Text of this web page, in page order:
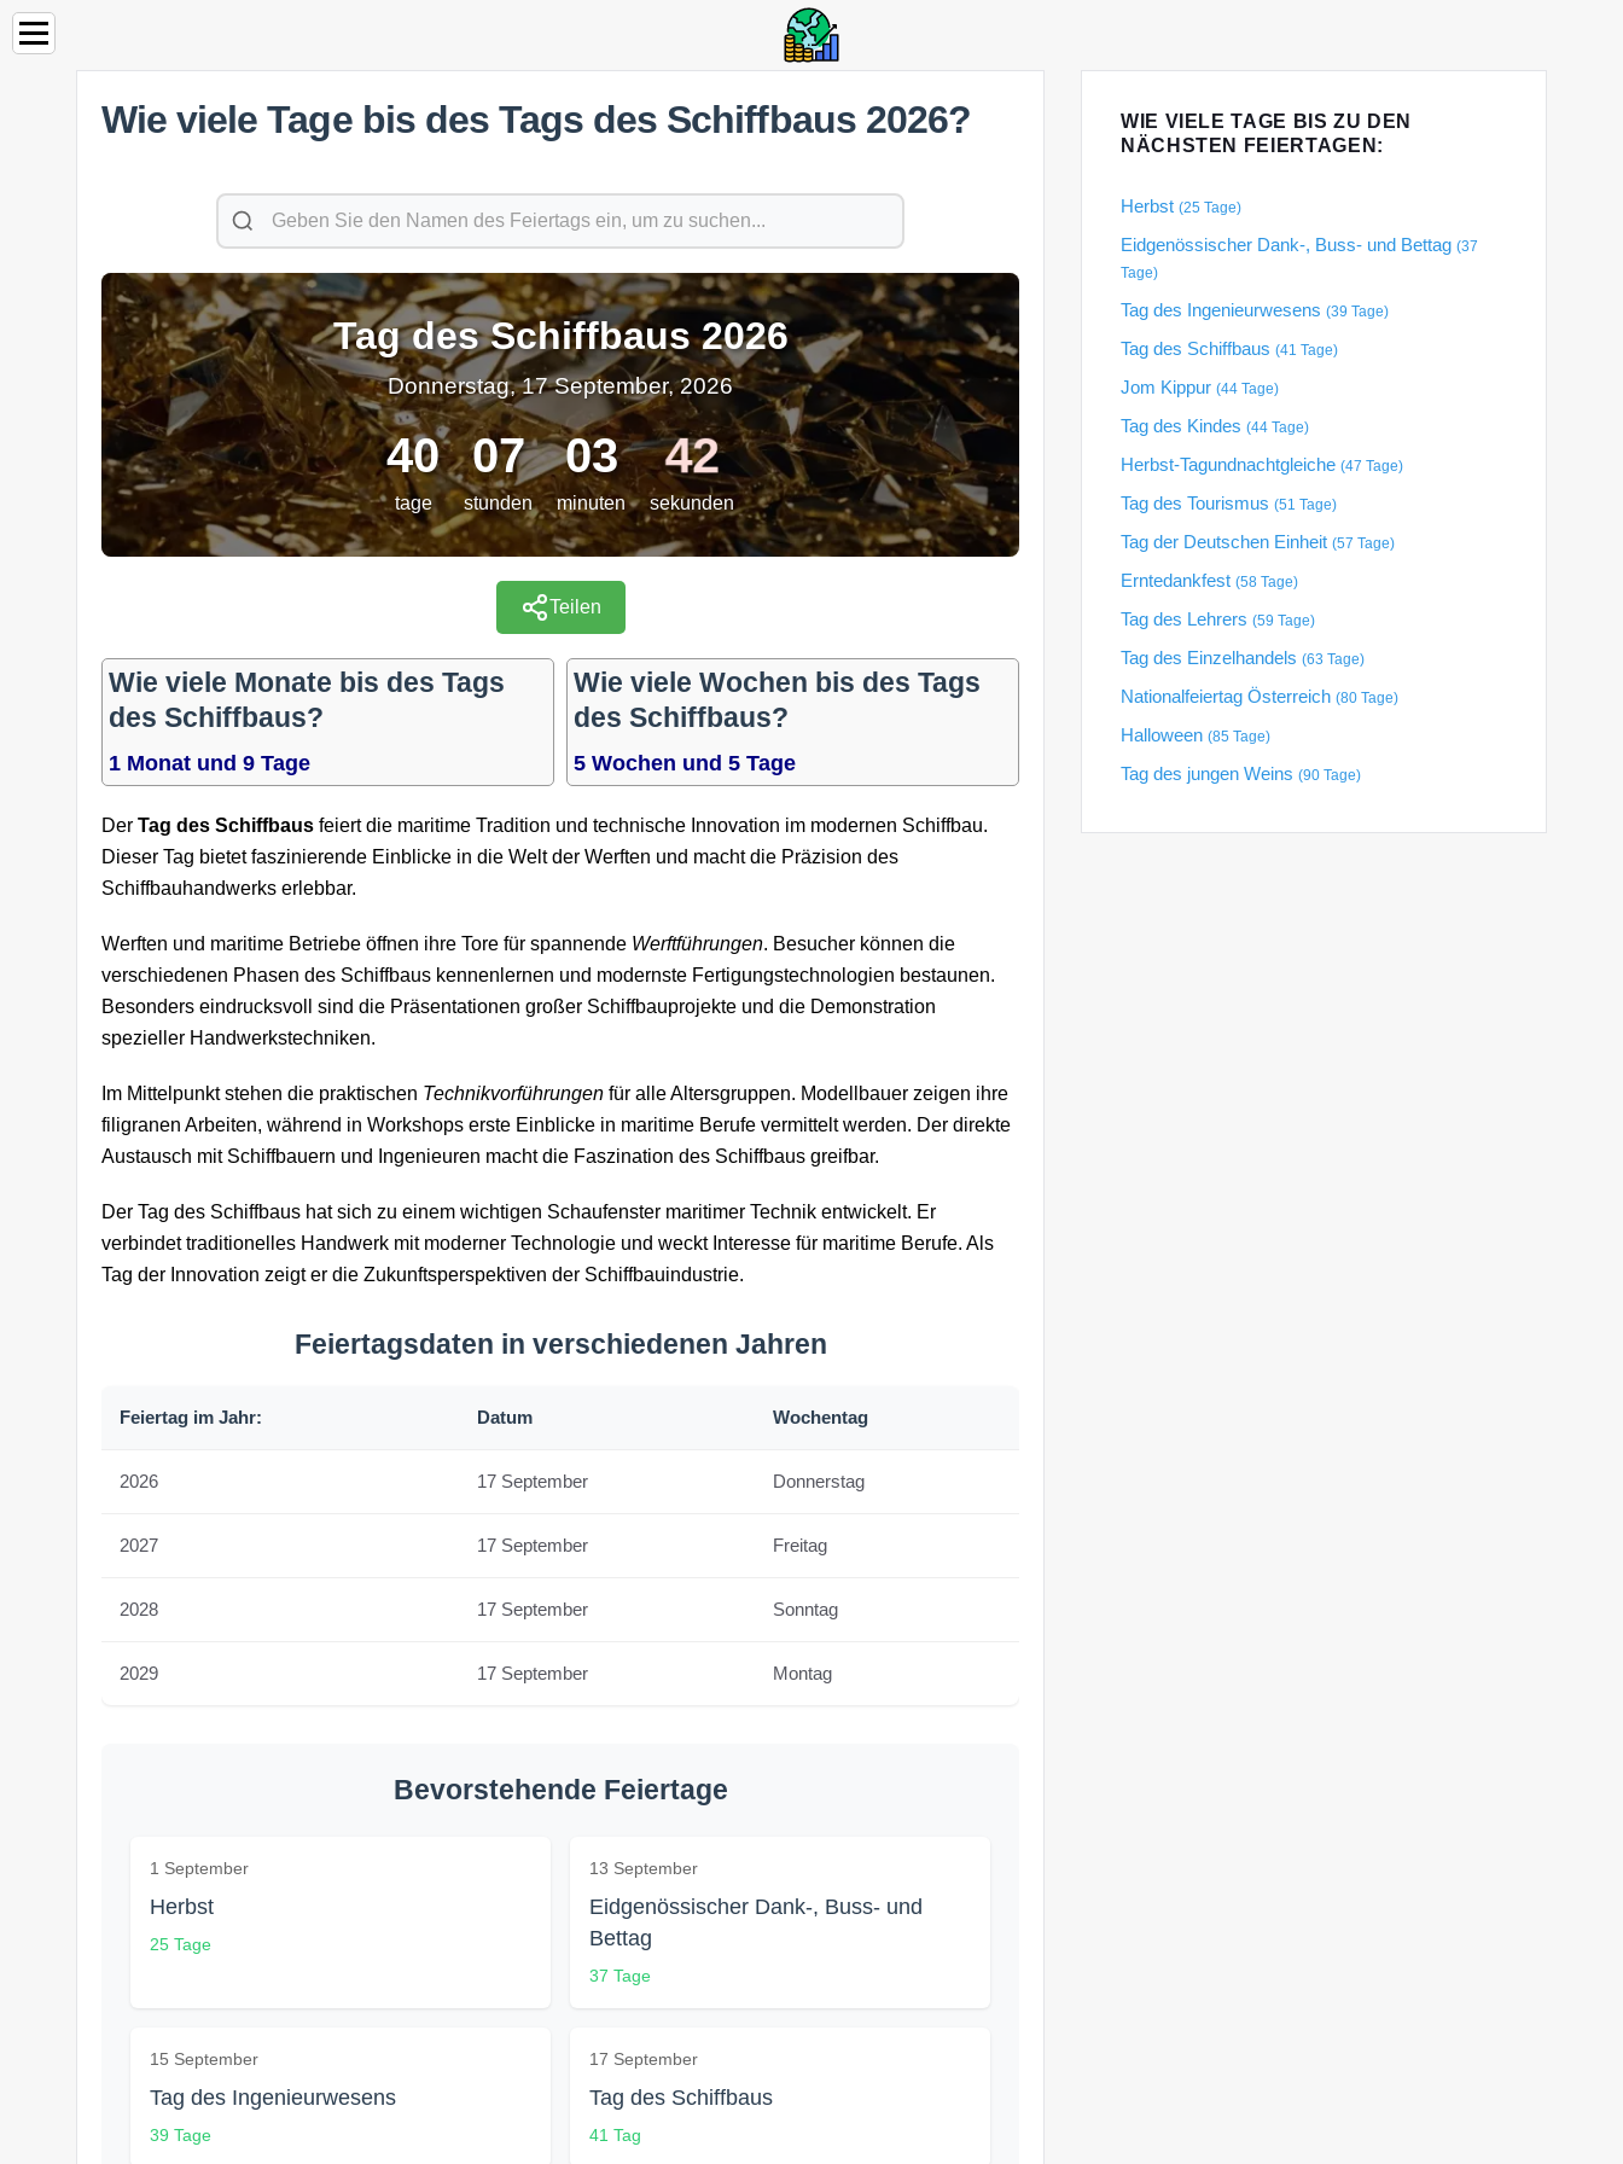
Wie viele Tage bis des Tags des Schiffbaus 2026?
Tag des Schiffbaus 2026
Donnerstag, 17 September, 2026
40
tage
07
stunden
03
minuten
42
sekunden
Teilen
Wie viele Monate bis des Tags
des Schiffbaus?
1 Monat und 9 Tage
Wie viele Wochen bis des Tags
des Schiffbaus?
5 Wochen und 5 Tage
Der Tag des Schiffbaus feiert die maritime Tradition und technische Innovation im modernen Schiffbau.
Dieser Tag bietet faszinierende Einblicke in die Welt der Werften und macht die Präzision des
Schiffbauhandwerks erlebbar.
Werften und maritime Betriebe öffnen ihre Tore für spannende Werftführungen. Besucher können die
verschiedenen Phasen des Schiffbaus kennenlernen und modernste Fertigungstechnologien bestaunen.
Besonders eindrucksvoll sind die Präsentationen großer Schiffbauprojekte und die Demonstration
spezieller Handwerkstechniken.
Im Mittelpunkt stehen die praktischen Technikvorführungen für alle Altersgruppen. Modellbauer zeigen ihre
filigranen Arbeiten, während in Workshops erste Einblicke in maritime Berufe vermittelt werden. Der direkte
Austausch mit Schiffbauern und Ingenieuren macht die Faszination des Schiffbaus greifbar.
Der Tag des Schiffbaus hat sich zu einem wichtigen Schaufenster maritimer Technik entwickelt. Er
verbindet traditionelles Handwerk mit moderner Technologie und weckt Interesse für maritime Berufe. Als
Tag der Innovation zeigt er die Zukunftsperspektiven der Schiffbauindustrie.
Feiertagsdaten in verschiedenen Jahren
Feiertag im Jahr: Datum Wochentag
2026 17 September Donnerstag
2027 17 September Freitag
2028 17 September Sonntag
2029 17 September Montag
Bevorstehende Feiertage
1 September
Herbst
25 Tage
13 September
Eidgenössischer Dank-, Buss- und
Bettag
37 Tage
15 September
Tag des Ingenieurwesens
39 Tage
17 September
Tag des Schiffbaus
41 Tag
WIE VIELE TAGE BIS ZU DEN
NÄCHSTEN FEIERTAGEN:
Herbst (25 Tage)
Eidgenössischer Dank-, Buss- und Bettag (37
Tage)
Tag des Ingenieurwesens (39 Tage)
Tag des Schiffbaus (41 Tage)
Jom Kippur (44 Tage)
Tag des Kindes (44 Tage)
Herbst-Tagundnachtgleiche (47 Tage)
Tag des Tourismus (51 Tage)
Tag der Deutschen Einheit (57 Tage)
Erntedankfest (58 Tage)
Tag des Lehrers (59 Tage)
Tag des Einzelhandels (63 Tage)
Nationalfeiertag Österreich (80 Tage)
Halloween (85 Tage)
Tag des jungen Weins (90 Tage)